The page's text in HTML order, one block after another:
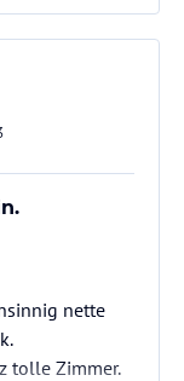
nette
tolle Zimmer.